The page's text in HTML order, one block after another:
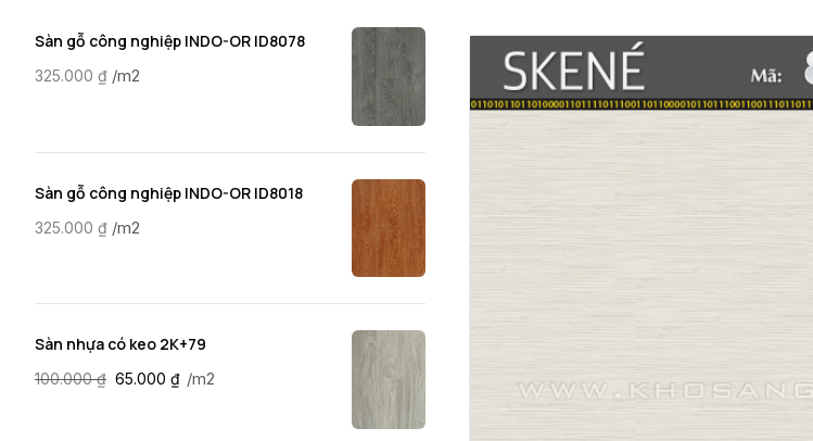
Sàn gỗ công nghiệp INDO-OR ID8078
325.000 ₫ /m2
Sàn gỗ công nghiệp INDO-OR ID8018
325.000 ₫ /m2
Sàn nhựa có keo 2K+79
100.000₫ 65.000 ₫ /m2